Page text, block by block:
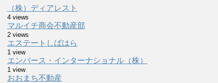
（株）ディアレスト
4 views
マルイチ商会不動産部
2 views
エステートしばはら
1 view
エンバース・インターナショナル（株）
1 view
おおまち不動産